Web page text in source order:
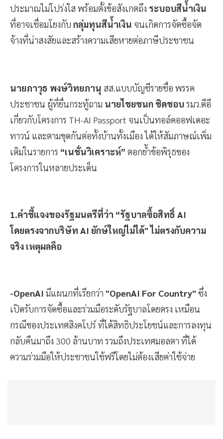
ประมาณไม่โปร่งใส พร้อมตั้งข้อสังเกตถึง ระบอบสีน้ำเงิน
ที่อาจเชื่อมโยงกับ กลุ่มทุนสีน้ำเงิน จนเกิดการจัดซื้อจัด
จ้างที่น่าสงสัยและสร้างความเสียหายต่อภาษีประชาชน
นายภาวุธ พงษ์วิทยภานุ สส.แบบบัญชีรายชื่อ พรรค
ประชาชน ผู้ที่ยื่นกระทู้ถาม นายไชยชนก ชิดชอบรมว.ดีอี
เกี่ยวกับโครงการ TH-AI Passport จนเป็นทอล์คออฟเดอะ
ทาวน์ และตามขุดกันต่อทั้งบ้านทั้งเมือง ได้ให้สัมภาษณ์เพิ่ม
เติมในรายการ “เนชั่นวิเคราะห์” ตอกย้ำข้อพิรุธของ
โครงการในหลายประเด็น
1.คำชี้แจงของรัฐมนตรีที่ว่า “รัฐบาลซื้อสิทธิ์ AI
โดยตรงจากบริษัท AI ยักษ์ใหญ่ไม่ได้" ไม่ตรงกับความ
จริง เหตุผลคือ
-OpenAI มีแผนกที่เรียกว่า "OpenAI For Country" ซึ่ง
เปิดรับการจัดซื้อและร่วมมือระดับรัฐบาลโดยตรง เหมือน
กรณีของประเทศสิงคโปร์ ที่ได้สิทธิประโยชน์และการลงทุน
กลับคืนมาถึง 300 ล้านบาท รวมถึงประเทศมอลตา ที่ได้
ความร่วมมือให้ประชาชนใช้ฟรีโดยไม่ต้องเสียค่าใช้จ่าย